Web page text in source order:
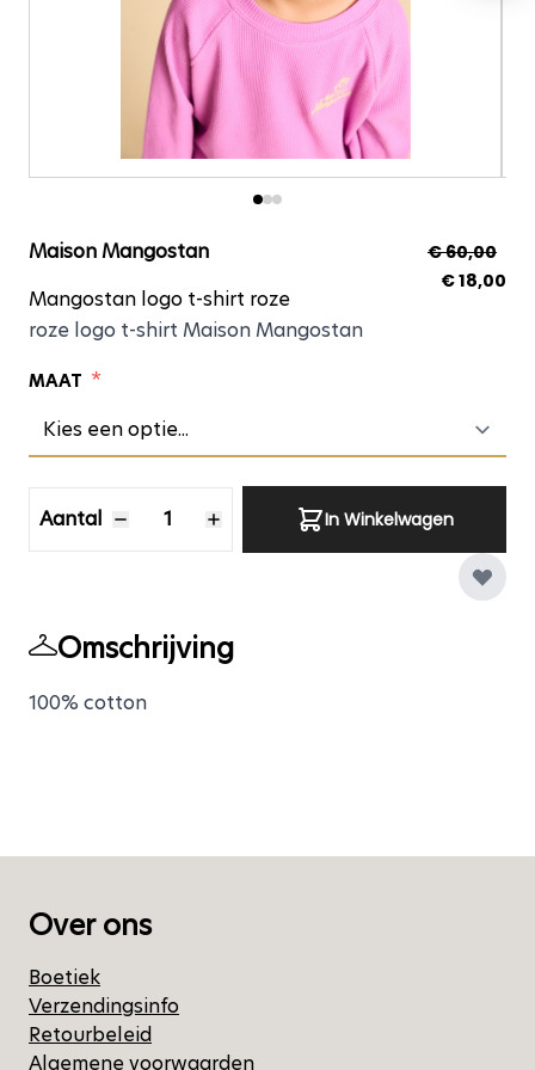
Mangostan logo t-
Maison Mangostan
Mangostan logo t-shirt roze
€ 60,00
€ 18,00
roze logo t-shirt Maison Mangostan
MAAT *
Aantal In Winkelwagen
Omschrijving
100% cotton
Over ons
Boetiek
Verzendingsinfo
Retourbeleid
Algemene voorwaarden